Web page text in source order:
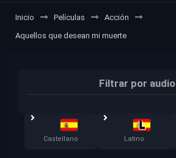
Inicio Películas
Acción
Aquellos que desean mi muerte
Filtrar por audio
Castellano Latino